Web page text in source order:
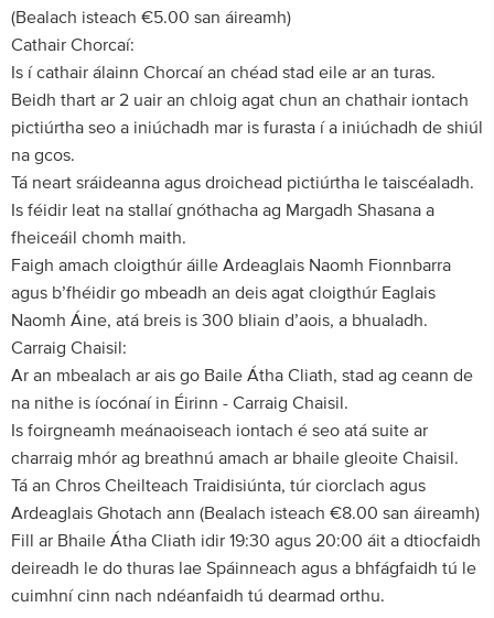
(Bealach isteach €5.00 san áireamh)
Cathair Chorcaí:
Is í cathair álainn Chorcaí an chéad stad eile ar an turas.
Beidh thart ar 2 uair an chloig agat chun an chathair iontach
pictiúrtha seo a iniúchadh mar is furasta í a iniúchadh de shiúl
na gcos.
Tá neart sráideanna agus droichead pictiúrtha le taiscéaladh.
Is féidir leat na stallaí gnóthacha ag Margadh Shasana a
fheiceáil chomh maith.
Faigh amach cloigthúr áille Ardeaglais Naomh Fionnbarra
agus b’fhéidir go mbeadh an deis agat cloigthúr Eaglais
Naomh Áine, atá breis is 300 bliain d’aois, a bhualadh.
Carraig Chaisil:
Ar an mbealach ar ais go Baile Átha Cliath, stad ag ceann de
na nithe is íocónaí in Éirinn - Carraig Chaisil.
Is foirgneamh meánaoiseach iontach é seo atá suite ar
charraig mhór ag breathnú amach ar bhaile gleoite Chaisil.
Tá an Chros Cheilteach Traidisiúnta, túr ciorclach agus
Ardeaglais Ghotach ann (Bealach isteach €8.00 san áireamh)
Fill ar Bhaile Átha Cliath idir 19:30 agus 20:00 áit a dtiocfaidh
deireadh le do thuras lae Spáinneach agus a bhfágfaidh tú le
cuimhní cinn nach ndéanfaidh tú dearmad orthu.